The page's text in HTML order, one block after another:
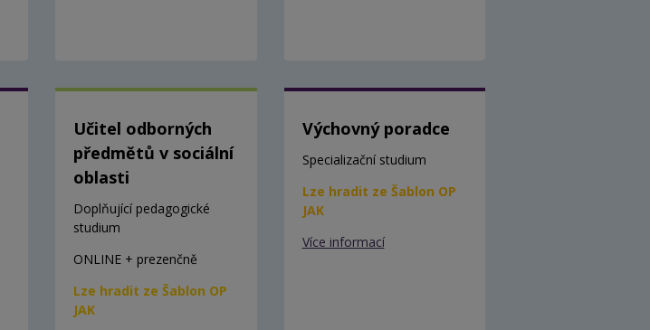
Učitel odborných
předmětů v sociální
oblasti
Doplňující pedagogické
studium
ONLINE + prezenčně
Lze hradit ze Šablon OP
JAK
Výchovný poradce
Specializační studium
Lze hradit ze Šablon OP
JAK
Více informací